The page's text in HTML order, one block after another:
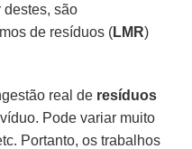
destes, são
de resíduos (LMR)
real de resíduos
Pode variar muito
Portanto, os trabalhos